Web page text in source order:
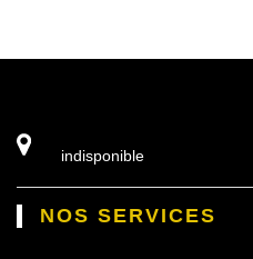
indisponible
NOS SERVICES